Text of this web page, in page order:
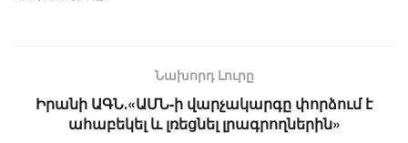
Նախորդ Լուրը
Իրանի ԱԳՆ․«ԱՄՆ-ի վարչակարգը փորձում է
ահաբեկել և լռեցնել լրագրողներին»